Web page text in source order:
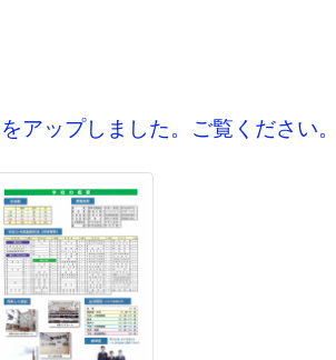
をアップしました。ご覧ください。